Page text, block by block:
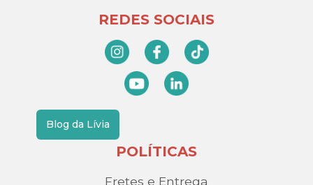
REDES SOCIAIS
Blog da Lívia
POLÍTICAS
Fretes e Entrega